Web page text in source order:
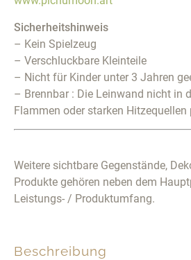
Beschreibung
Sicherheitshinweis
– Kein Spielzeug
– Verschluckbare Kleinteile
– Nicht für Kinder unter 3 Jahren
– Brennbar : Die Leinwand nicht in
Flammen oder starken Hitzequellen
Weitere sichtbare Gegenstände,
Produkte gehören neben dem
Leistungs- / Produktumfang.